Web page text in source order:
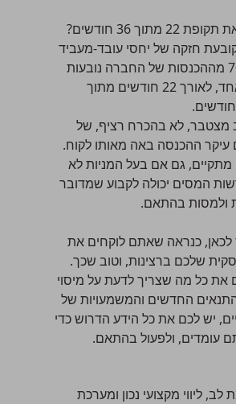
36 חודשים?
חזקה של יחסי עובד-מעביד
אם לפחות 70% מההכנסות של החברה נובעות
מלקוח עיקרי אחד, לאורך 22 חודשים מתוך
מצטבר, לא בהכרח רציף, של
ההכנסה באה מאותו לקוח.
גם אם בעל המניות לא
המסים יכולה לקבוע שמדובר
ולמסות בהתאם.
כנראה שאתם לוקחים את
שלכם ברצינות, וטוב שכך.
כל מה שצריך לדעת על מיסוי
החדשים והמשמעויות של
יש לכם את כל הידע הדרוש כדי
עומדים, ולפעול בהתאם.
ליווי מקצועי נכון ומערכת